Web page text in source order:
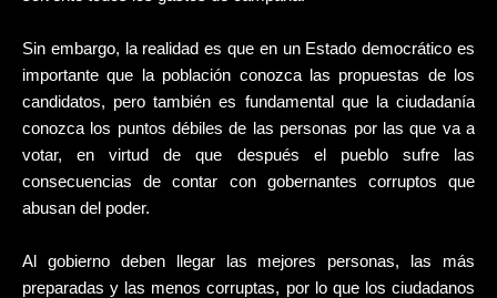
Sin embargo, la realidad es que en un Estado democrático es
importante que la población conozca las propuestas de los
candidatos, pero también es fundamental que la ciudadanía
conozca los puntos débiles de las personas por las que va a
votar, en virtud de que después el pueblo sufre las
consecuencias de contar con gobernantes corruptos que
abusan del poder.
Al gobierno deben llegar las mejores personas, las más
preparadas y las menos corruptas, por lo que los ciudadanos